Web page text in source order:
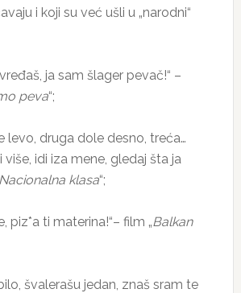
i koji su već ušli u „narodni“
ja sam šlager pevač!“ –
peva“;
levo, druga dole desno, treća…
više, idi iza mene, gledaj šta ja
Nacionalna klasa“;
piz*a ti materina!“– film „Balkan
švalerašu jedan, znaš sram te